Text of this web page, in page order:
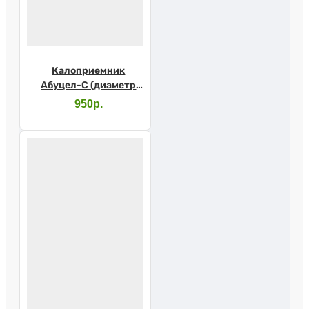
Калоприемник
Абуцел-С (диаметр
стомы до 60мм) 5шт
950р.